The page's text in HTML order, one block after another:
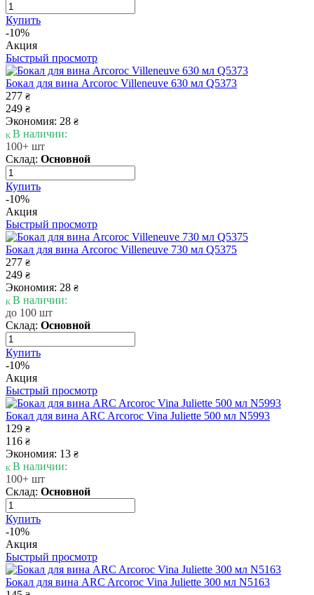
Купить
-10%
Акция
Быстрый просмотр
Бокал для вина Arcoroc Villeneuve 630 мл Q5373
277 ₴
249 ₴
Экономия: 28 ₴
В наличии:
100+ шт
Склад: Основной
Купить
-10%
Акция
Быстрый просмотр
Бокал для вина Arcoroc Villeneuve 730 мл Q5375
277 ₴
249 ₴
Экономия: 28 ₴
В наличии:
до 100 шт
Склад: Основной
Купить
-10%
Акция
Быстрый просмотр
Бокал для вина ARC Arcoroc Vina Juliette 500 мл N5993
129 ₴
116 ₴
Экономия: 13 ₴
В наличии:
100+ шт
Склад: Основной
Купить
-10%
Акция
Быстрый просмотр
Бокал для вина ARC Arcoroc Vina Juliette 300 мл N5163